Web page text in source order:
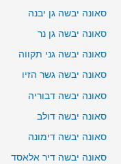
סאונה יבשה גן יבנה
סאונה יבשה גן נר
סאונה יבשה גני תקווה
סאונה יבשה גשר הזיו
סאונה יבשה דבוריה
סאונה יבשה דולב
סאונה יבשה דימונה
סאונה יבשה דיר אלאסד